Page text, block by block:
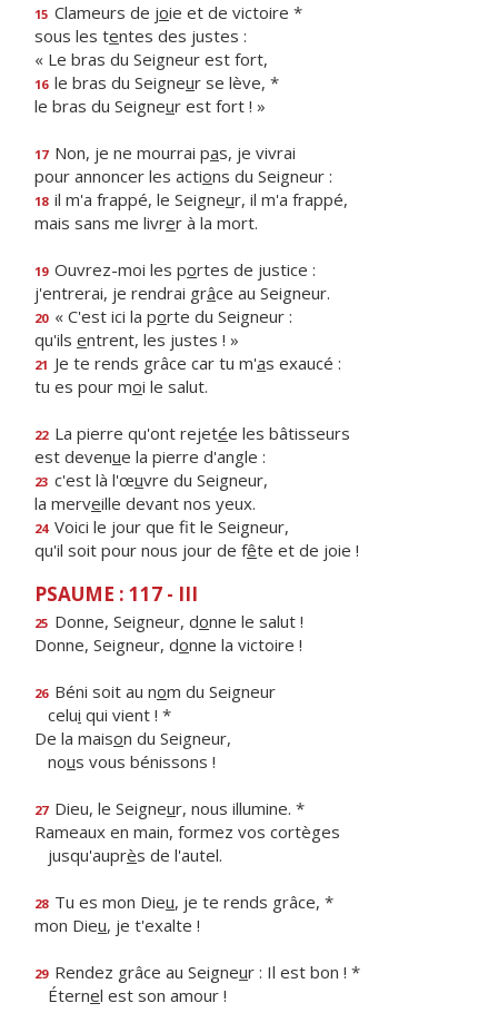
15 Clameurs de joie et de victoire *
sous les tentes des justes :
« Le bras du Seigneur est fort,
16 le bras du Seigneur se lève, *
le bras du Seigneur est fort ! »
17 Non, je ne mourrai pas, je vivrai
pour annoncer les actions du Seigneur :
18 il m'a frappé, le Seigneur, il m'a frappé,
mais sans me livrer à la mort.
19 Ouvrez-moi les portes de justice :
j'entrerai, je rendrai grâce au Seigneur.
20 « C'est ici la porte du Seigneur :
qu'ils entrent, les justes ! »
21 Je te rends grâce car tu m'as exaucé :
tu es pour moi le salut.
22 La pierre qu'ont rejetée les bâtisseurs
est devenue la pierre d'angle :
23 c'est là l'œuvre du Seigneur,
la merveille devant nos yeux.
24 Voici le jour que ft le Seigneur,
qu'il soit pour nous jour de fête et de joie !
PSAUME : 117 - III
25 Donne, Seigneur, donne le salut !
Donne, Seigneur, donne la victoire !
26 Béni soit au nom du Seigneur
celui qui vient ! *
De la maison du Seigneur,
nous vous bénissons !
27 Dieu, le Seigneur, nous illumine. *
Rameaux en main, formez vos cortèges
jusqu'auprès de l'autel.
28 Tu es mon Dieu, je te rends grâce, *
mon Dieu, je t'exalte !
29 Rendez grâce au Seigneur : Il est bon ! *
Éternel est son amour !